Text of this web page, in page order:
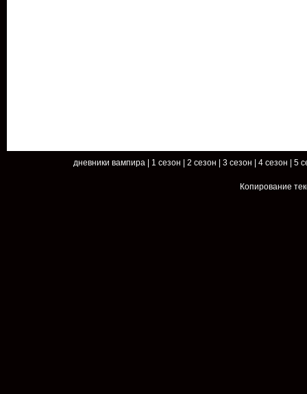
дневники вампира 1 сезон 2 сезон 3 сезон 4 сезон 5
Копирование